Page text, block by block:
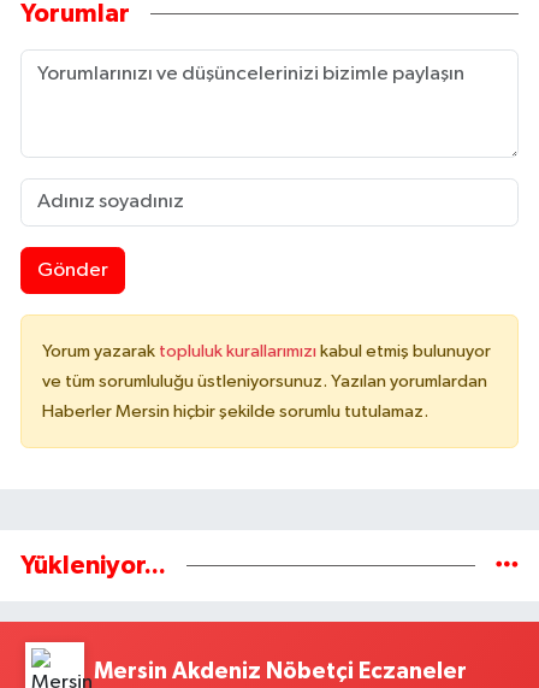
Yorumlar
Gönder
Yorum yazarak topluluk kurallarımızı kabul etmiş bulunuyor
ve tüm sorumluluğu üstleniyorsunuz. Yazılan yorumlardan
Haberler Mersin hiçbir şekilde sorumlu tutulamaz.
Yükleniyor...
Mersin Akdeniz Nöbetçi Eczaneler